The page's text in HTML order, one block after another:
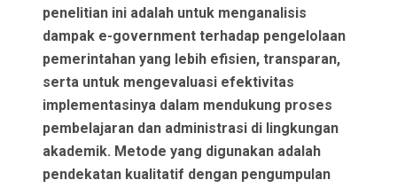
penelitian ini adalah untuk menganalisis
dampak e-government terhadap pengelolaan
pemerintahan yang lebih efisien, transparan,
serta untuk mengevaluasi efektivitas
implementasinya dalam mendukung proses
pembelajaran dan administrasi di lingkungan
akademik. Metode yang digunakan adalah
pendekatan kualitatif dengan pengumpulan